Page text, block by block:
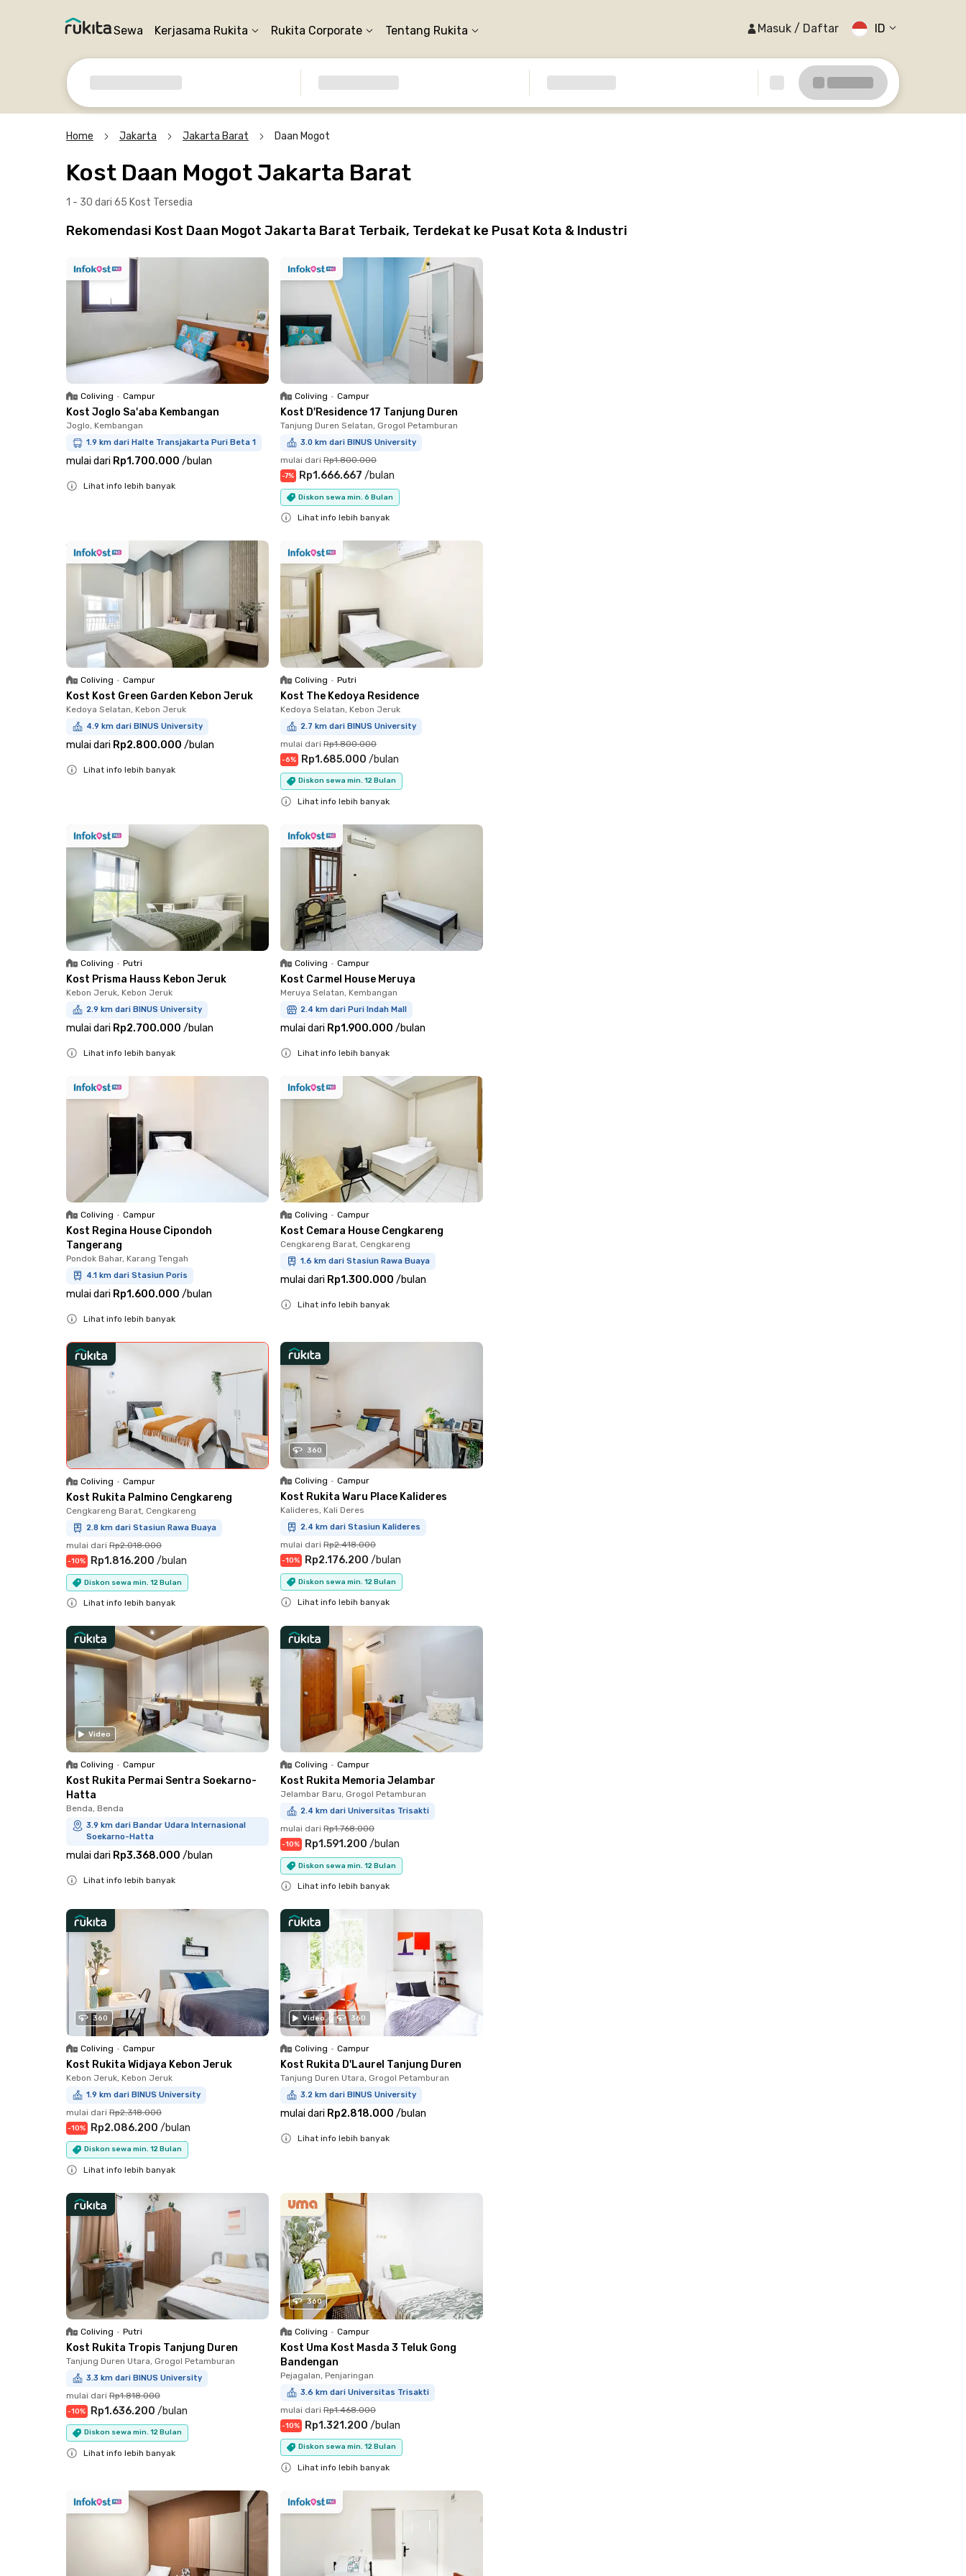
Sewa Kerjasama Rukita Rukita Corporate Tentang Rukita Masuk / Daftar ID
Home Jakarta Jakarta Barat Daan Mogot
Kost Daan Mogot Jakarta Barat
1 - 30 dari 65 Kost Tersedia
Rekomendasi Kost Daan Mogot Jakarta Barat Terbaik, Terdekat ke Pusat Kota & Industri
Coliving • Campur
Kost Joglo Sa'aba Kembangan
Joglo, Kembangan
1.9 km dari Halte Transjakarta Puri Beta 1
mulai dari Rp1.700.000 /bulan
Lihat info lebih banyak
Coliving • Campur
Kost D'Residence 17 Tanjung Duren
Tanjung Duren Selatan, Grogol Petamburan
3.0 km dari BINUS University
mulai dari Rp1.800.000
-7% Rp1.666.667 /bulan
Diskon sewa min. 6 Bulan
Lihat info lebih banyak
Coliving • Campur
Kost Kost Green Garden Kebon Jeruk
Kedoya Selatan, Kebon Jeruk
4.9 km dari BINUS University
mulai dari Rp2.800.000 /bulan
Lihat info lebih banyak
Coliving • Putri
Kost The Kedoya Residence
Kedoya Selatan, Kebon Jeruk
2.7 km dari BINUS University
mulai dari Rp1.800.000
-6% Rp1.685.000 /bulan
Diskon sewa min. 12 Bulan
Lihat info lebih banyak
Coliving • Putri
Kost Prisma Hauss Kebon Jeruk
Kebon Jeruk, Kebon Jeruk
2.9 km dari BINUS University
mulai dari Rp2.700.000 /bulan
Lihat info lebih banyak
Coliving • Campur
Kost Carmel House Meruya
Meruya Selatan, Kembangan
2.4 km dari Puri Indah Mall
mulai dari Rp1.900.000 /bulan
Lihat info lebih banyak
Coliving • Campur
Kost Regina House Cipondoh
Tangerang
Pondok Bahar, Karang Tengah
4.1 km dari Stasiun Poris
mulai dari Rp1.600.000 /bulan
Lihat info lebih banyak
Coliving • Campur
Kost Cemara House Cengkareng
Cengkareng Barat, Cengkareng
1.6 km dari Stasiun Rawa Buaya
mulai dari Rp1.300.000 /bulan
Lihat info lebih banyak
Coliving • Campur
Kost Rukita Palmino Cengkareng
Cengkareng Barat, Cengkareng
2.8 km dari Stasiun Rawa Buaya
mulai dari Rp2.018.000
-10% Rp1.816.200 /bulan
Diskon sewa min. 12 Bulan
Lihat info lebih banyak
360
Coliving • Campur
Kost Rukita Waru Place Kalideres
Kalideres, Kali Deres
2.4 km dari Stasiun Kalideres
mulai dari Rp2.418.000
-10% Rp2.176.200 /bulan
Diskon sewa min. 12 Bulan
Lihat info lebih banyak
Video
Coliving • Campur
Kost Rukita Permai Sentra Soekarno-
Hatta
Benda, Benda
3.9 km dari Bandar Udara Internasional
Soekarno-Hatta
mulai dari Rp3.368.000 /bulan
Lihat info lebih banyak
Coliving • Campur
Kost Rukita Memoria Jelambar
Jelambar Baru, Grogol Petamburan
2.4 km dari Universitas Trisakti
mulai dari Rp1.768.000
-10% Rp1.591.200 /bulan
Diskon sewa min. 12 Bulan
Lihat info lebih banyak
360
Coliving • Campur
Kost Rukita Widjaya Kebon Jeruk
Kebon Jeruk, Kebon Jeruk
1.9 km dari BINUS University
mulai dari Rp2.318.000
-10% Rp2.086.200 /bulan
Diskon sewa min. 12 Bulan
Lihat info lebih banyak
Video 360
Coliving • Campur
Kost Rukita D'Laurel Tanjung Duren
Tanjung Duren Utara, Grogol Petamburan
3.2 km dari BINUS University
mulai dari Rp2.818.000 /bulan
Lihat info lebih banyak
Coliving • Putri
Kost Rukita Tropis Tanjung Duren
Tanjung Duren Utara, Grogol Petamburan
3.3 km dari BINUS University
mulai dari Rp1.818.000
-10% Rp1.636.200 /bulan
Diskon sewa min. 12 Bulan
Lihat info lebih banyak
360
Coliving • Campur
Kost Uma Kost Masda 3 Teluk Gong
Bandengan
Pejagalan, Penjaringan
3.6 km dari Universitas Trisakti
mulai dari Rp1.468.000
-10% Rp1.321.200 /bulan
Diskon sewa min. 12 Bulan
Lihat info lebih banyak